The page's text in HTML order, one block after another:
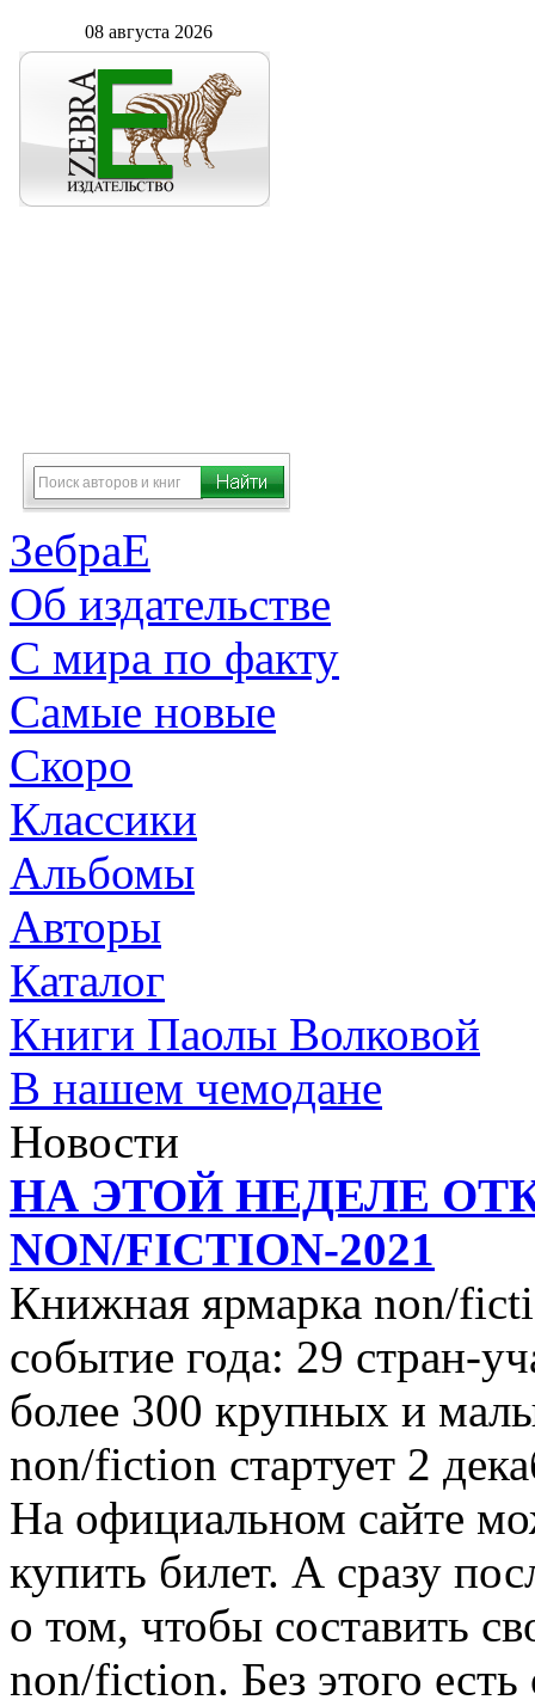
08 августа 2026
ЗебраЕ
Об издательстве
С мира по факту
Самые новые
Скоро
Классики
Альбомы
Авторы
Каталог
Книги Паолы Волковой
В нашем чемодане
Новости
НА ЭТОЙ НЕДЕЛЕ
NON/FICTION-2021
Книжная ярмарка non/
событие года: 29 стран-
более 300 крупных и
non/fiction стартует 2
На официальном сайте
купить билет. А сразу
о том, чтобы составить
non/fiction. Без этого есть